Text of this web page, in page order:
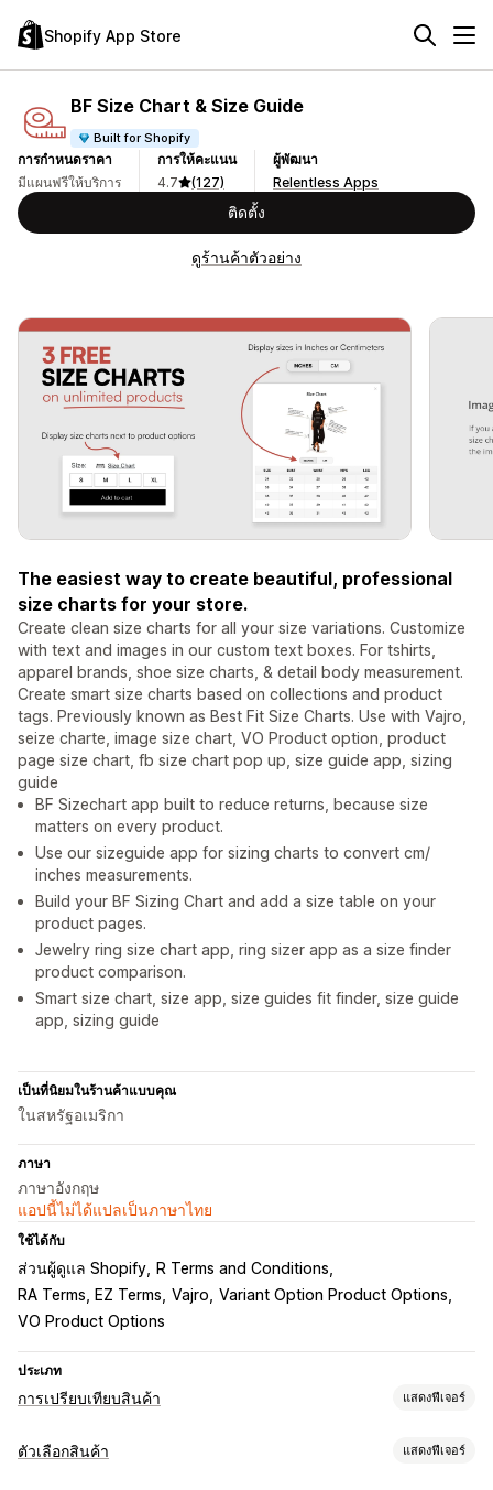
Shopify App Store
BF Size Chart & Size Guide
Built for Shopify
การกำหนดราคา
มีแผนฟรีให้บริการ
การให้คะแนน
4.7
(127)
ผู้พัฒนา
Relentless Apps
ติดตั้ง
ดูร้านค้าตัวอย่าง
The easiest way to create beautiful, professional
size charts for your store.
Create clean size charts for all your size variations. Customize
with text and images in our custom text boxes. For tshirts,
apparel brands, shoe size charts, & detail body measurement.
Create smart size charts based on collections and product
tags. Previously known as Best Fit Size Charts. Use with Vajro,
seize charte, image size chart, VO Product option, product
page size chart, fb size chart pop up, size guide app, sizing
guide
BF Sizechart app built to reduce returns, because size
matters on every product.
Use our sizeguide app for sizing charts to convert cm/
inches measurements.
Build your BF Sizing Chart and add a size table on your
product pages.
Jewelry ring size chart app, ring sizer app as a size finder
product comparison.
Smart size chart, size app, size guides fit finder, size guide
app, sizing guide
เป็นที่นิยมในร้านค้าแบบคุณ
ในสหรัฐอเมริกา
ภาษา
ภาษาอังกฤษ
แอปนี้ไม่ได้แปลเป็นภาษาไทย
ใช้ได้กับ
ส่วนผู้ดูแล Shopify
R Terms and Conditions
RA Terms, EZ Terms Vajro Variant Option Product Options
VO Product Options
ประเภท
การเปรียบเทียบสินค้า แสดงฟีเจอร์
เครื่องมือเปรียบเทียบ
ตัวเลือกสินค้า แสดงฟีเจอร์